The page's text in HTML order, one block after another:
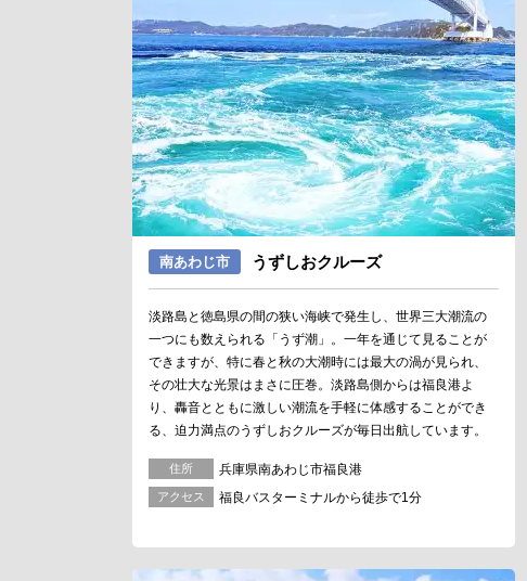
南あわじ市 うずしおクルーズ
淡路島と徳島県の間の狭い海峡で発生し、世界三大潮流の
一つにも数えられる「うず潮」。一年を通じて見ることが
できますが、特に春と秋の大潮時には最大の渦が見られ、
その壮大な光景はまさに圧巻。淡路島側からは福良港よ
り、轟音とともに激しい潮流を手軽に体感することができ
る、迫力満点のうずしおクルーズが毎日出航しています。
住所 兵庫県南あわじ市福良港
アクセス 福良バスターミナルから徒歩で1分